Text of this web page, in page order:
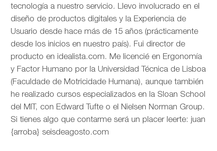
tecnología a nuestro servicio. Llevo involucrado en el
diseño de productos digitales y la Experiencia de
Usuario desde hace más de 15 años (prácticamente
desde los inicios en nuestro país). Fui director de
producto en idealista.com. Me licencié en Ergonomía
y Factor Humano por la Universidad Técnica de Lisboa
(Faculdade de Motricidade Humana), aunque también
he realizado cursos especializados en la Sloan School
del MIT, con Edward Tufte o el Nielsen Norman Group.
Si tienes algo que contarme será un placer leerte: juan
{arroba} seisdeagosto.com